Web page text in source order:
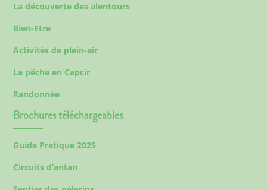
La découverte des alentours
Bien-Etre
Activités de plein-air
La pêche en Capcir
Randonnée
Brochures téléchargeables
Guide Pratique 2025
Circuits d’antan